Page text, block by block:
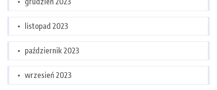
listopad 2023
październik 2023
wrzesień 2023